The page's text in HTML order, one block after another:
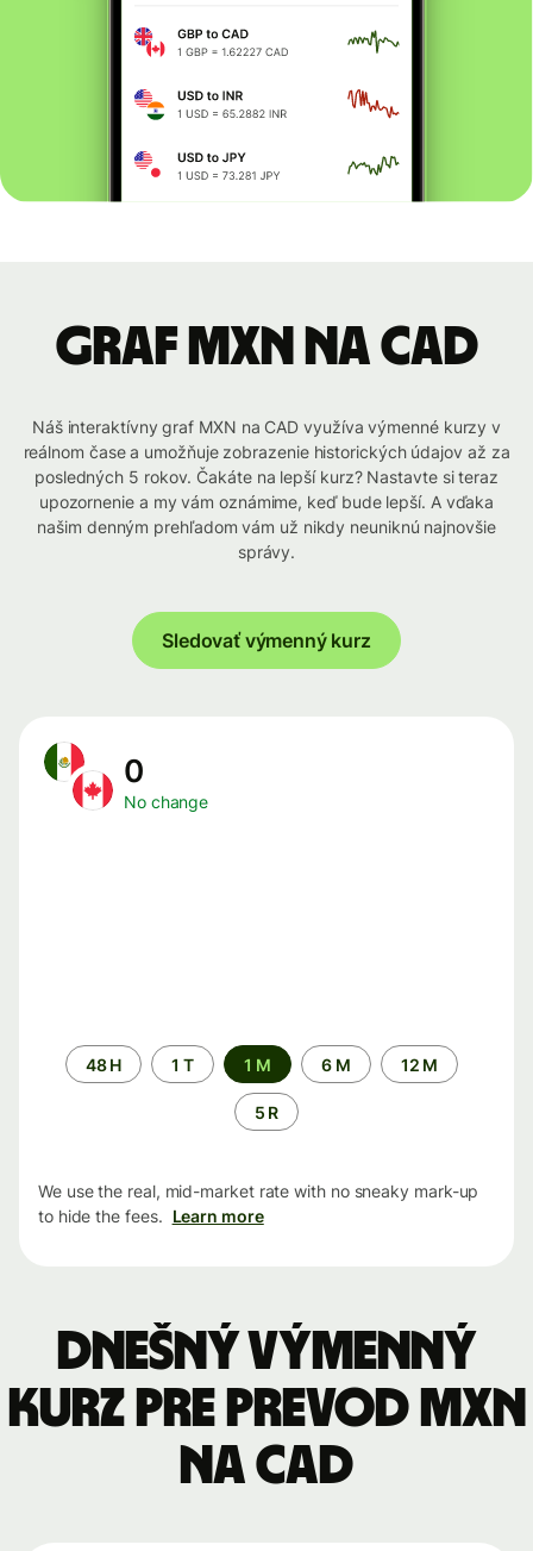
graf MXN na CAD
Náš interaktívny graf MXN na CAD využíva výmenné kurzy v
reálnom čase a umožňuje zobrazenie historických údajov až za
posledných 5 rokov. Čakáte na lepší kurz? Nastavte si teraz
upozornenie a my vám oznámime, keď bude lepší. A vďaka
našim denným prehľadom vám už nikdy neuniknú najnovšie
správy.
Sledovať výmenný kurz
0
No change
Time
period
48 H 1 T 1 M 6 M 12 M
5 R
We use the real, mid-market rate with no sneaky mark-up
to hide the fees. Learn more
Dnešný výmenný
kurz pre prevod MXN
na CAD